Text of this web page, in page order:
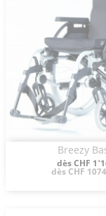
Breezy
Prix
dès CHF
dès CHF
Aperçu